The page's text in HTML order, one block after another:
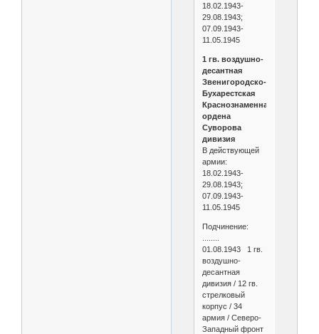
18.02.1943-
29.08.1943;
07.09.1943-
11.05.1945
1 гв. воздушно-
десантная
Звенигородско-
Бухарестская
Краснознаменная
ордена
Суворова
дивизия
В действующей
армии:
18.02.1943-
29.08.1943;
07.09.1943-
11.05.1945
Подчинение:
01.08.1943 1 гв.
воздушно-
десантная
дивизия / 12 гв.
стрелковый
корпус / 34
армия / Северо-
Западный фронт